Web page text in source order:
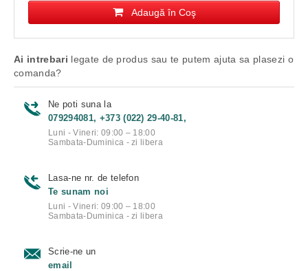
Adaugă în Coş
Ai intrebari legate de produs sau te putem ajuta sa plasezi o
comanda?
Ne poti suna la
079294081, +373 (022) 29-40-81,
Luni - Vineri: 09:00 – 18:00
Sambata-Duminica - zi libera
Lasa-ne nr. de telefon
Te sunam noi
Luni - Vineri: 09:00 – 18:00
Sambata-Duminica - zi libera
Scrie-ne un
email